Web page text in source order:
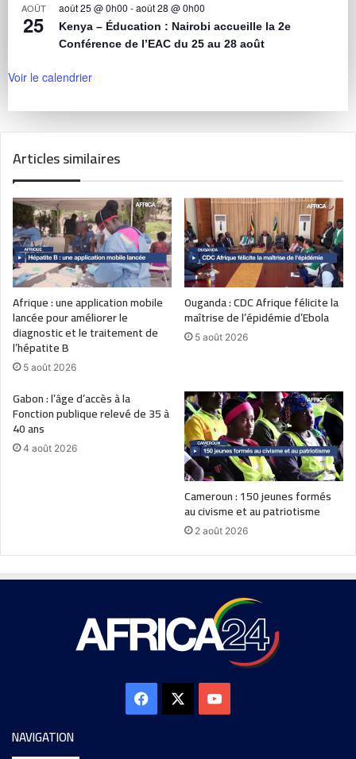
AOÛT
25
août 25 @ 0h00 -août 28 @ 0h00
Kenya – Éducation : Nairobi accueille la 2e
Conférence de l’EAC du 25 au 28 août
Voir le calendrier
Articles similaires
Afrique : une application mobile
lancée pour améliorer le
diagnostic et le traitement de
l’hépatite B
5 août 2026
Ouganda : CDC Afrique félicite la
maîtrise de l’épidémie d’Ebola
5 août 2026
Gabon : l’âge d’accès à la
Fonction publique relevé de 35 à
40 ans
4 août 2026
Cameroun : 150 jeunes formés
au civisme et au patriotisme
2 août 2026
NAVIGATION